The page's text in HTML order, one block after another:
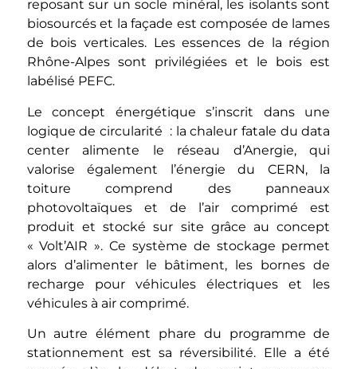
reposant sur un socle minéral, les isolants sont
biosourcés et la façade est composée de lames
de bois verticales. Les essences de la région
Rhône-Alpes sont privilégiées et le bois est
labélisé PEFC.
Le concept énergétique s’inscrit dans une
logique de circularité : la chaleur fatale du data
center alimente le réseau d’Anergie, qui
valorise également l’énergie du CERN, la
toiture comprend des panneaux
photovoltaïques et de l’air comprimé est
produit et stocké sur site grâce au concept
« Volt’AIR ». Ce système de stockage permet
alors d’alimenter le bâtiment, les bornes de
recharge pour véhicules électriques et les
véhicules à air comprimé.
Un autre élément phare du programme de
stationnement est sa réversibilité. Elle a été